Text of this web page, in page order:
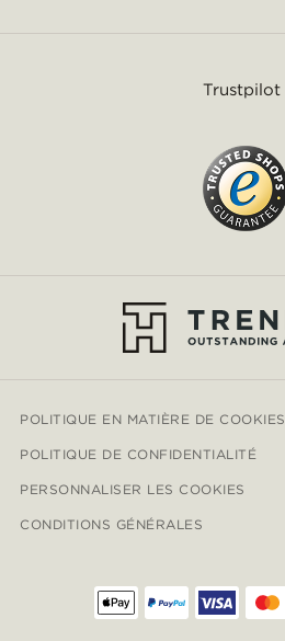
Trustpilot
POLITIQUE EN MATIÈRE DE COOKIES
POLITIQUE DE CONFIDENTIALITÉ
PERSONNALISER LES COOKIES
CONDITIONS GÉNÉRALES